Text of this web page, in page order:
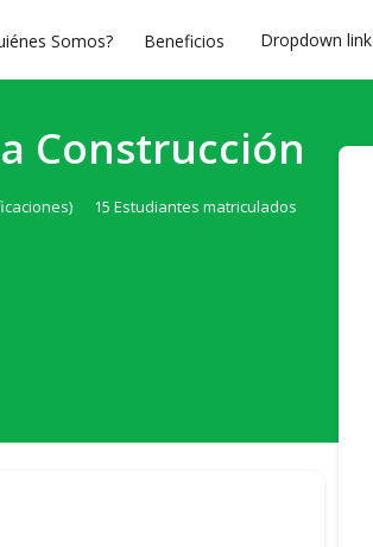
Somos? Beneficios Dropdown link
Construcción
15 Estudiantes matriculados